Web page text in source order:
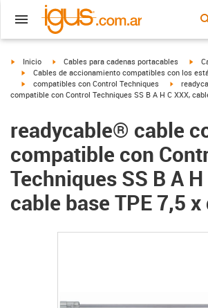
igus-icon-arrow-right
Inicio igus-icon-arrow-right
Cables para cadenas portacables
igus-icon-arrow-right
Cables de accionamiento compatibles con los
igus-icon-arrow-right
compatibles con Control Techniques igus-
compatible con Control Techniques SS B A H C XXX,
readycable® cable
compatible con
Techniques SS B A H
cable base TPE 7,5 x